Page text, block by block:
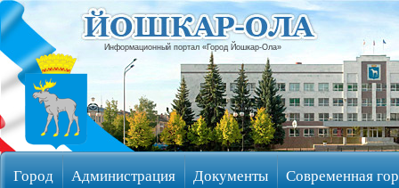
Информационный портал «Город Йошкар-Ола»
Город Администрация Документы Современная